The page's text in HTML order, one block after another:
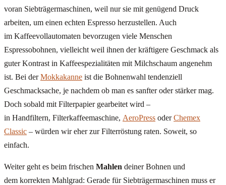
voran Siebträgermaschinen, weil nur sie mit genügend Druck
arbeiten, um einen echten Espresso herzustellen. Auch
im Kaffeevollautomaten bevorzugen viele Menschen
Espressobohnen, vielleicht weil ihnen der kräftigere Geschmack als
guter Kontrast in Kaffeespezialitäten mit Milchschaum angenehm
ist. Bei derMokkakanne ist die Bohnenwahl tendenziell
Geschmacksache, je nachdem ob man es sanfter oder stärker mag.
Doch sobald mit Filterpapier gearbeitet wird –
in Handfiltern, Filterkaffeemaschine, AeroPress oderChemex
Classic – würden wir eher zur Filterröstung raten. Soweit, so
einfach.
Weiter geht es beim frischen Mahlen deiner Bohnen und
dem korrekten Mahlgrad: Gerade für Siebträgermaschinen muss er